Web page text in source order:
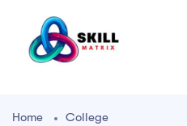
Home College